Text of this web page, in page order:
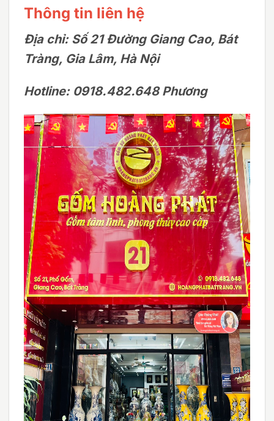
Thông tin liên hệ
Địa chỉ: Số 21 Đường Giang Cao, Bát
Tràng, Gia Lâm, Hà Nội
Hotline: 0918.482.648 Phương